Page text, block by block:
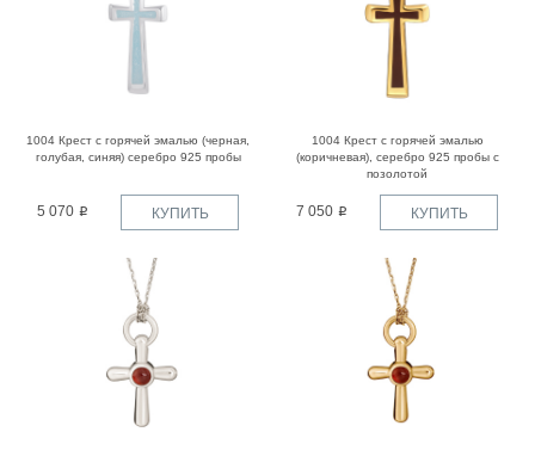
1004 Крест с горячей эмалью (черная,
голубая, синяя) серебро 925 пробы
5 070 КУПИТЬ
1004 Крест с горячей эмалью
(коричневая), серебро 925 пробы с
позолотой
7 050 КУПИТЬ